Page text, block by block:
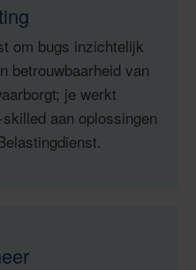
om bugs inzichtelijk
betrouwbaarheid van
je werkt
aan oplossingen